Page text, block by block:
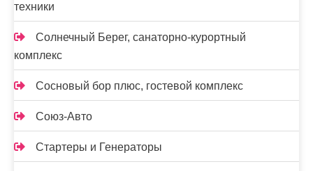
техники
Солнечный Берег, санаторно-курортный
комплекс
Сосновый бор плюс, гостевой комплекс
Союз-Авто
Стартеры и Генераторы